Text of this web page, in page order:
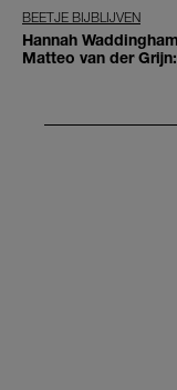
BEETJE BIJBLIJVEN
Hannah
Matteo van der